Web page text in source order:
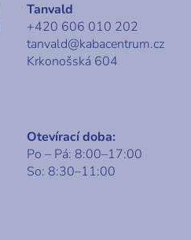
Tanvald
+420 606 010 202
tanvald@kabacentrum.cz
Krkonošská 604
Otevírací doba:
Po – Pá: 8:00–17:00
So: 8:30–11:00